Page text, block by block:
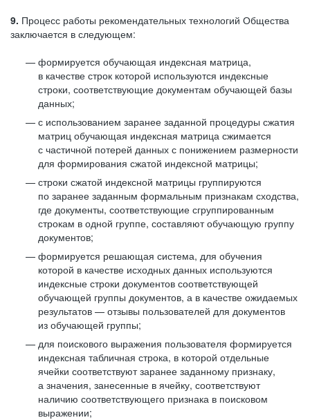
9. Процесс работы рекомендательных технологий Общества
заключается в следующем:
формируется обучающая индексная матрица,
в качестве строк которой используются индексные
строки, соответствующие документам обучающей базы
данных;
с использованием заранее заданной процедуры сжатия
матриц обучающая индексная матрица сжимается
с частичной потерей данных с понижением размерности
для формирования сжатой индексной матрицы;
строки сжатой индексной матрицы группируются
по заранее заданным формальным признакам сходства,
где документы, соответствующие сгруппированным
строкам в одной группе, составляют обучающую группу
документов;
формируется решающая система, для обучения
которой в качестве исходных данных используются
индексные строки документов соответствующей
обучающей группы документов, а в качестве ожидаемых
результатов — отзывы пользователей для документов
из обучающей группы;
для поискового выражения пользователя формируется
индексная табличная строка, в которой отдельные
ячейки соответствуют заранее заданному признаку,
а значения, занесенные в ячейку, соответствуют
наличию соответствующего признака в поисковом
выражении;